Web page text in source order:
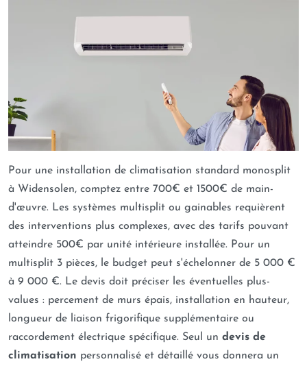
Pour une installation de climatisation standard monosplit
à Widensolen, comptez entre 700€ et 1500€ de main-
d'œuvre. Les systèmes multisplit ou gainables requièrent
des interventions plus complexes, avec des tarifs pouvant
atteindre 500€ par unité intérieure installée. Pour un
multisplit 3 pièces, le budget peut s'échelonner de 5 000 €
à 9 000 €. Le devis doit préciser les éventuelles plus-
values : percement de murs épais, installation en hauteur,
longueur de liaison frigorifique supplémentaire ou
raccordement électrique spécifique. Seul un devis de
climatisation personnalisé et détaillé vous donnera un